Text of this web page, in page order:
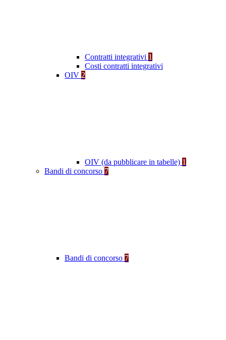
Contratti integrativi 1
Costi contratti integrativi
OIV 2
OIV (da pubblicare in tabelle) 1
Bandi di concorso 7
Bandi di concorso 7